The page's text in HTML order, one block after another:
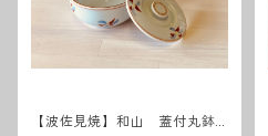
【波佐見焼】和山 蓋付丸鉢